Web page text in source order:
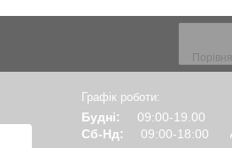
Графік роботи:
Будні:
09:00-19.00
Сб-Нд:
09:00-18:00